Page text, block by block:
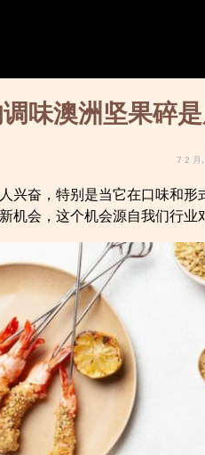
味澳洲坚果碎
7 2 月
兴奋，特别是当它在口味和
机会，这个机会源自我们行业